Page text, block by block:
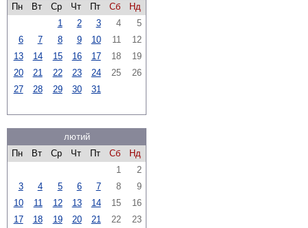
Пн
Вт Ср Чт Пт Сб
Нд
1
2 3 4
5
6
7 8 9 10 11
12
13
14 15 16 17 18
19
20
21 22 23 24 25
26
27
28 29 30 31
лютий
Пн
Вт Ср Чт Пт Сб
Нд
1
2
3
4 5 6 7 8
9
10
11 12 13 14 15
16
17
18 19 20 21 22
23